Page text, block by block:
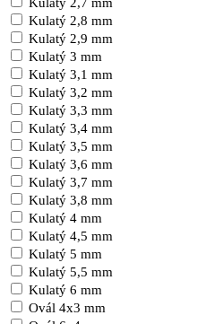
Kulatý 2,8 mm
Kulatý 2,9 mm
Kulatý 3 mm
Kulatý 3,1 mm
Kulatý 3,2 mm
Kulatý 3,3 mm
Kulatý 3,4 mm
Kulatý 3,5 mm
Kulatý 3,6 mm
Kulatý 3,7 mm
Kulatý 3,8 mm
Kulatý 4 mm
Kulatý 4,5 mm
Kulatý 5 mm
Kulatý 5,5 mm
Kulatý 6 mm
Ovál 4x3 mm